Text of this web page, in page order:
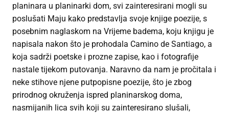
planinara u planinarki dom, svi zainteresirani mogli su
poslušati Maju kako predstavlja svoje knjige poezije, s
posebnim naglaskom na Vrijeme badema, koju knjigu je
napisala nakon što je prohodala Camino de Santiago, a
koja sadrži poetske i prozne zapise, kao i fotografije
nastale tijekom putovanja. Naravno da nam je pročitala i
neke stihove njene putpopisne poezije, što je zbog
prirodnog okruženja ispred planinarskog doma,
nasmijanih lica svih koji su zainteresirano slušali,